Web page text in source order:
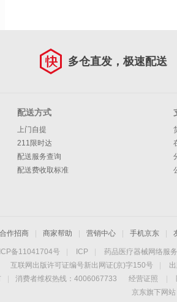
多仓直发，极速配送
配送方式
上门自提
211限时达
配送服务查询
配送费收取标准
合作招商 商家帮助 营销中心 手机京东
备11041704号 ICP 药品医疗器械网络服
互联网出版许可证编号新出网证(京)字150号
消费者维权热线：4006067733 经营证照
京东旗下网站